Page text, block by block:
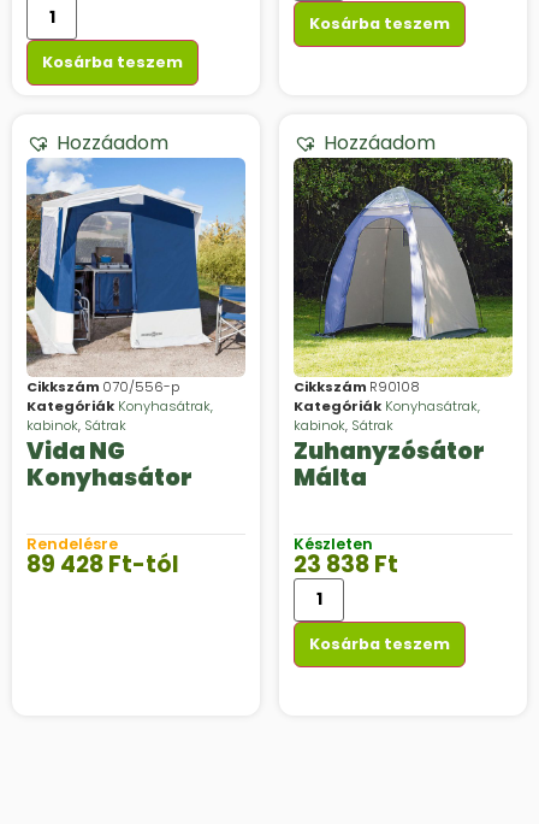
Kosárba teszem
Kosárba teszem
Hozzáadom
Cikkszám 070/556-p
Kategóriák Konyhasátrak,
kabinok, Sátrak
Vida NG
Konyhasátor
Rendelésre
89 428Ft-tól
Hozzáadom
Cikkszám R90108
Kategóriák Konyhasátrak,
kabinok, Sátrak
Zuhanyzósátor
Málta
Készleten
23 838Ft
Kosárba teszem